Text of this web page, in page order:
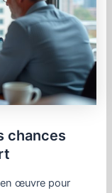
chances
œuvre pour